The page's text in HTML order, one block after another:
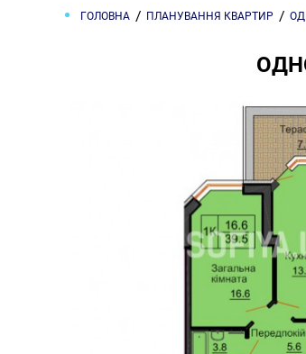
ГОЛОВНА ПЛАНУВАННЯ КВАРТИР